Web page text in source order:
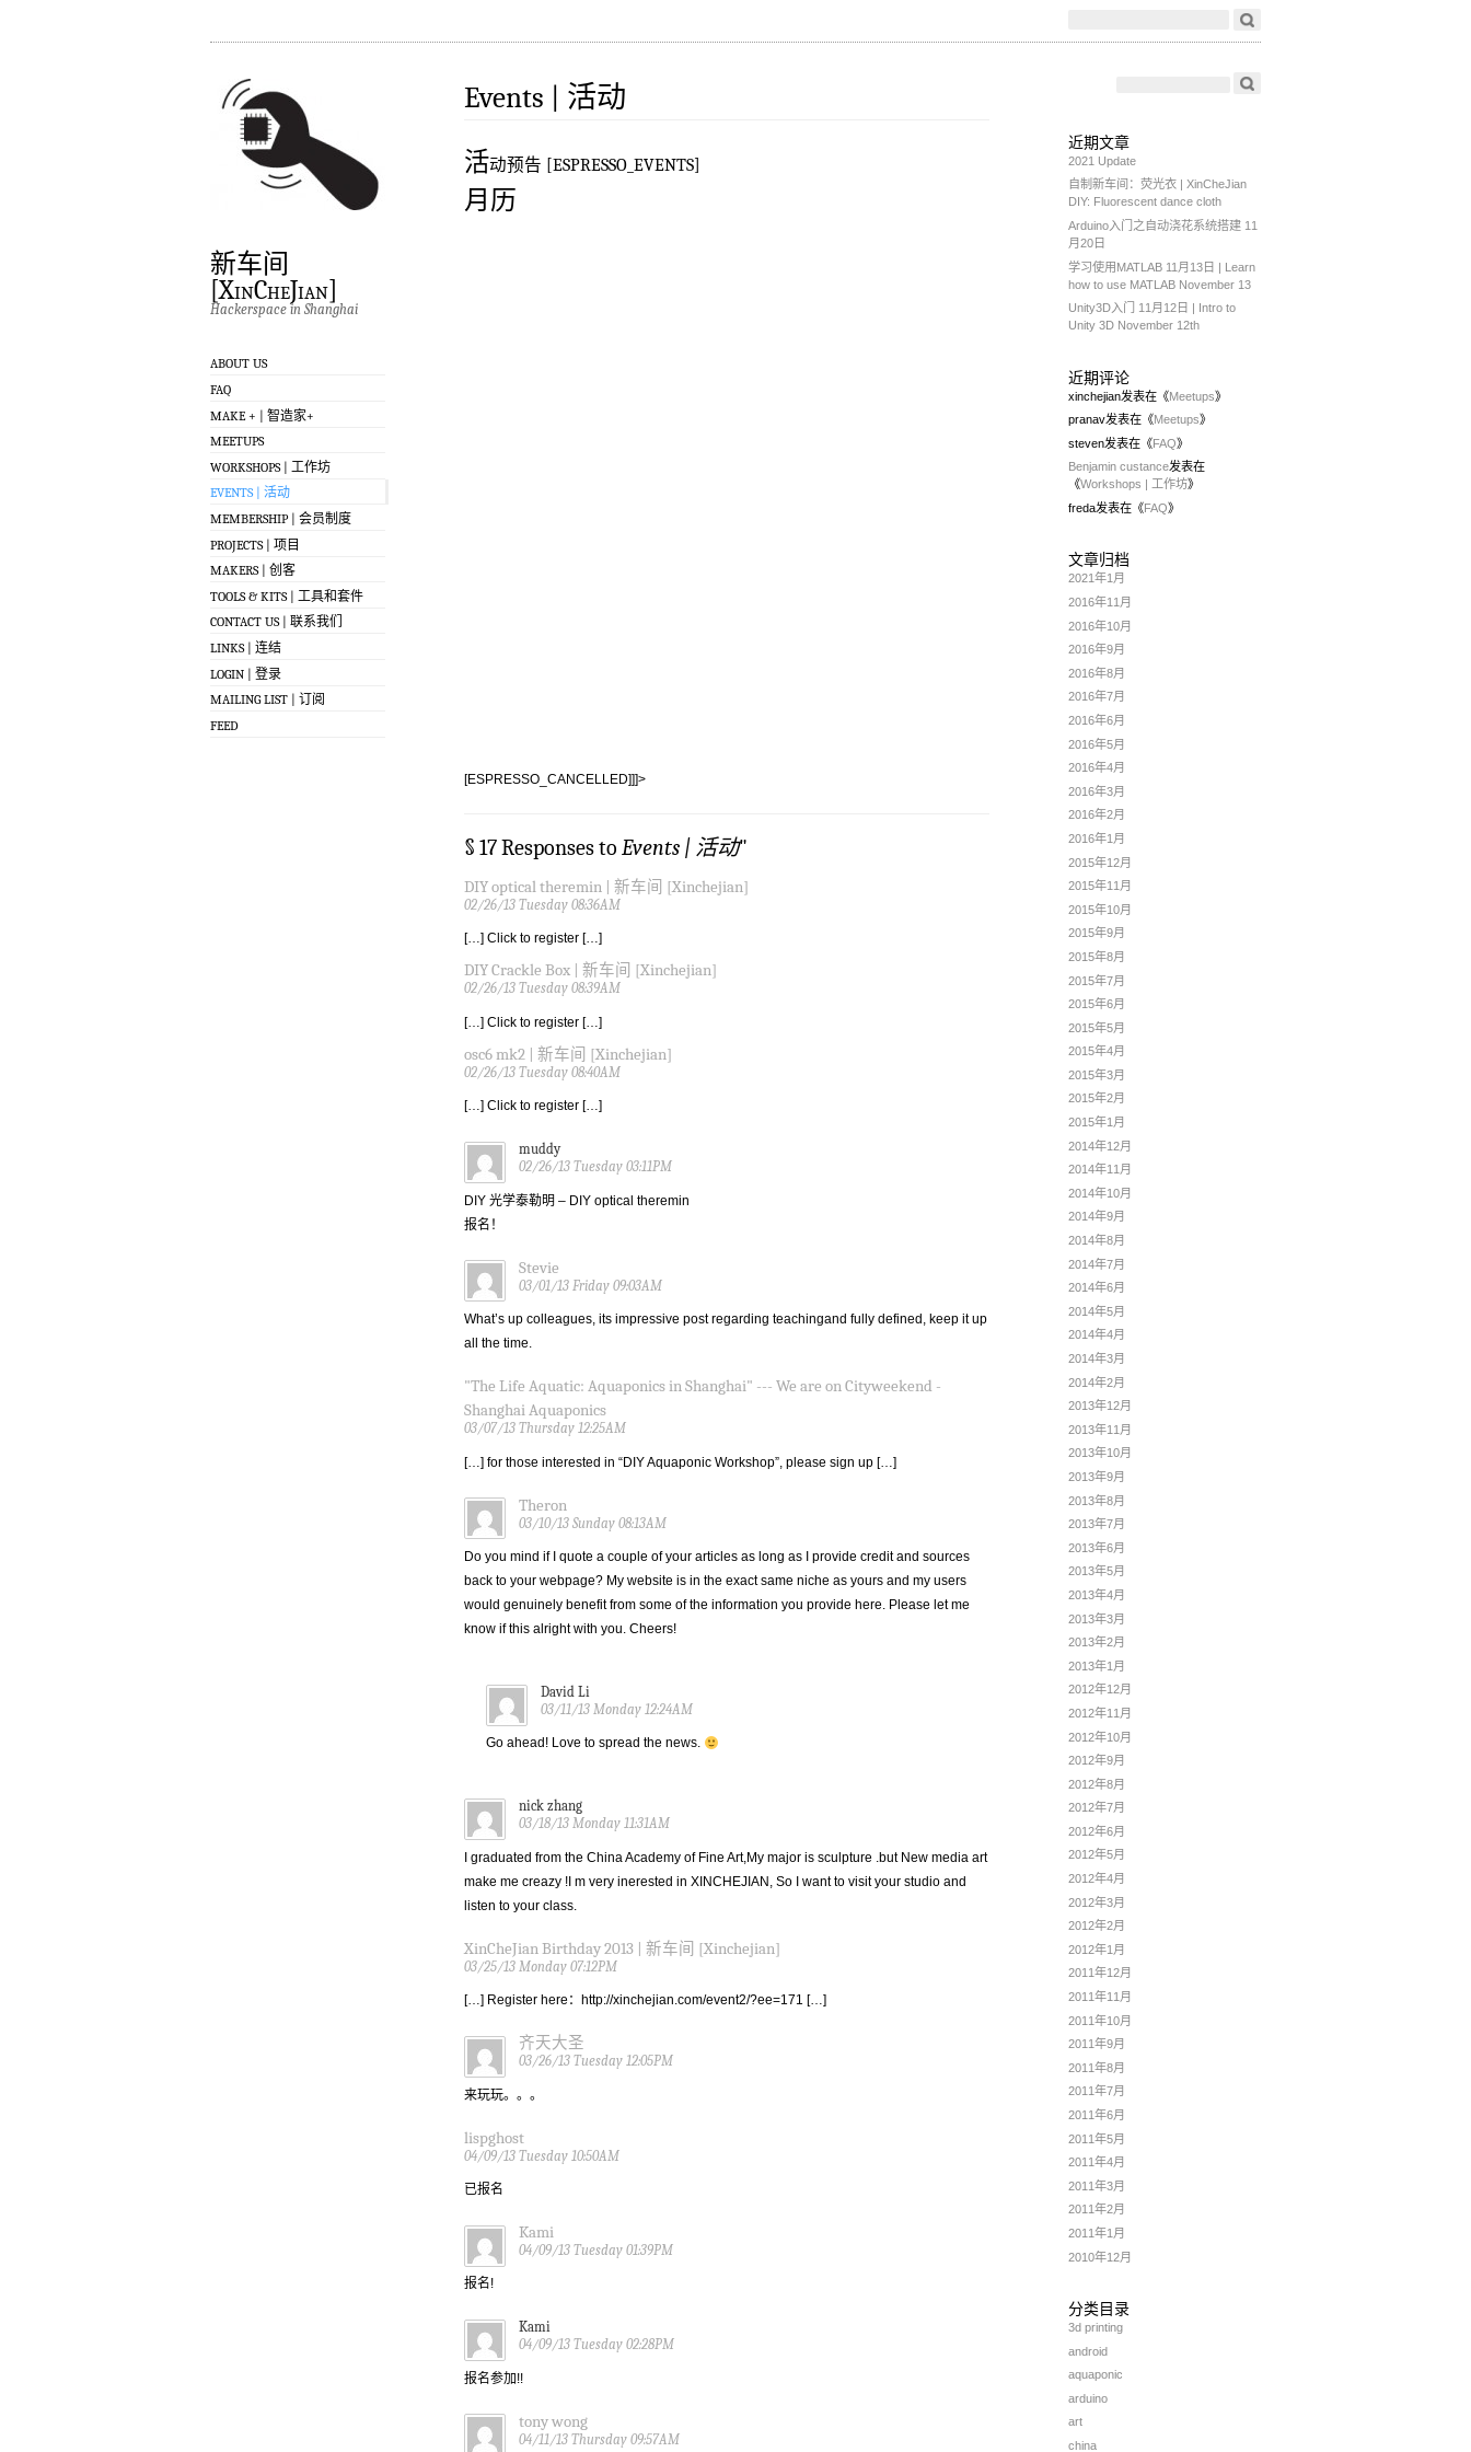
新车间
[XinCheJian]
Hackerspace in Shanghai
ABOUT US
FAQ
MAKE + | 智造家+
MEETUPS
WORKSHOPS | 工作坊
EVENTS | 活动
MEMBERSHIP | 会员制度
PROJECTS | 项目
MAKERS | 创客
TOOLS & KITS | 工具和套件
CONTACT US | 联系我们
LINKS | 连结
LOGIN | 登录
MAILING LIST | 订阅
FEED
Events | 活动
活动预告 [ESPRESSO_EVENTS]
月历
[ESPRESSO_CANCELLED]]]>
§ 17 Responses to Events | 活动"
DIY optical theremin | 新车间 [Xinchejian]
02/26/13 Tuesday 08:36AM
[…] Click to register […]
DIY Crackle Box | 新车间 [Xinchejian]
02/26/13 Tuesday 08:39AM
[…] Click to register […]
osc6 mk2 | 新车间 [Xinchejian]
02/26/13 Tuesday 08:40AM
[…] Click to register […]
muddy
02/26/13 Tuesday 03:11PM
DIY 光学泰勒明 – DIY optical theremin
报名！
Stevie
03/01/13 Friday 09:03AM
What’s up colleagues, its impressive post regarding teachingand fully defined, keep it up
all the time.
"The Life Aquatic: Aquaponics in Shanghai" --- We are on Cityweekend -
Shanghai Aquaponics
03/07/13 Thursday 12:25AM
[…] for those interested in “DIY Aquaponic Workshop”, please sign up […]
Theron
03/10/13 Sunday 08:13AM
Do you mind if I quote a couple of your articles as long as I provide credit and sources
back to your webpage? My website is in the exact same niche as yours and my users
would genuinely benefit from some of the information you provide here. Please let me
know if this alright with you. Cheers!
David Li
03/11/13 Monday 12:24AM
Go ahead! Love to spread the news.
nick zhang
03/18/13 Monday 11:31AM
I graduated from the China Academy of Fine Art,My major is sculpture .but New media art
make me creazy !I m very inerested in XINCHEJIAN, So I want to visit your studio and
listen to your class.
XinCheJian Birthday 2013 | 新车间 [Xinchejian]
03/25/13 Monday 07:12PM
[…] Register here：http://xinchejian.com/event2/?ee=171 […]
齐天大圣
03/26/13 Tuesday 12:05PM
来玩玩。。。
lispghost
04/09/13 Tuesday 10:50AM
已报名
Kami
04/09/13 Tuesday 01:39PM
报名!
Kami
04/09/13 Tuesday 02:28PM
报名参加!!
tony wong
04/11/13 Thursday 09:57AM
近期文章
2021 Update
自制新车间：荧光衣 | XinCheJian
DIY: Fluorescent dance cloth
Arduino入门之自动浇花系统搭建 11
月20日
学习使用MATLAB 11月13日 | Learn
how to use MATLAB November 13
Unity3D入门 11月12日 | Intro to
Unity 3D November 12th
近期评论
xinchejian发表在《Meetups》
pranav发表在《Meetups》
steven发表在《FAQ》
Benjamin custance发表在
《Workshops | 工作坊》
freda发表在《FAQ》
文章归档
2021年1月
2016年11月
2016年10月
2016年9月
2016年8月
2016年7月
2016年6月
2016年5月
2016年4月
2016年3月
2016年2月
2016年1月
2015年12月
2015年11月
2015年10月
2015年9月
2015年8月
2015年7月
2015年6月
2015年5月
2015年4月
2015年3月
2015年2月
2015年1月
2014年12月
2014年11月
2014年10月
2014年9月
2014年8月
2014年7月
2014年6月
2014年5月
2014年4月
2014年3月
2014年2月
2013年12月
2013年11月
2013年10月
2013年9月
2013年8月
2013年7月
2013年6月
2013年5月
2013年4月
2013年3月
2013年2月
2013年1月
2012年12月
2012年11月
2012年10月
2012年9月
2012年8月
2012年7月
2012年6月
2012年5月
2012年4月
2012年3月
2012年2月
2012年1月
2011年12月
2011年11月
2011年10月
2011年9月
2011年8月
2011年7月
2011年6月
2011年5月
2011年4月
2011年3月
2011年2月
2011年1月
2010年12月
分类目录
3d printing
android
aquaponic
arduino
art
china